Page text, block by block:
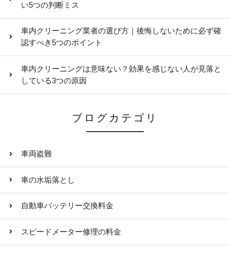
い5つの判断ミス
車内クリーニング業者の選び方｜後悔しないために必ず確
認すべき5つのポイント
車内クリーニングは意味ない？効果を感じない人が見落と
している3つの原因
ブログカテゴリ
車両盗難
車の水垢落とし
自動車バッテリー交換料金
スピードメーター修理の料金